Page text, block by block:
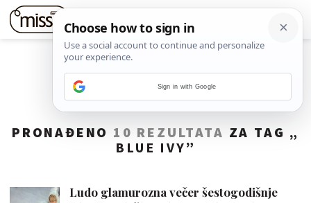
PRONAĐENO 10 REZULTATA ZA TAG „
BLUE IVY”
Ludo glamurozna večer šestogodišnje
Sign in with Google